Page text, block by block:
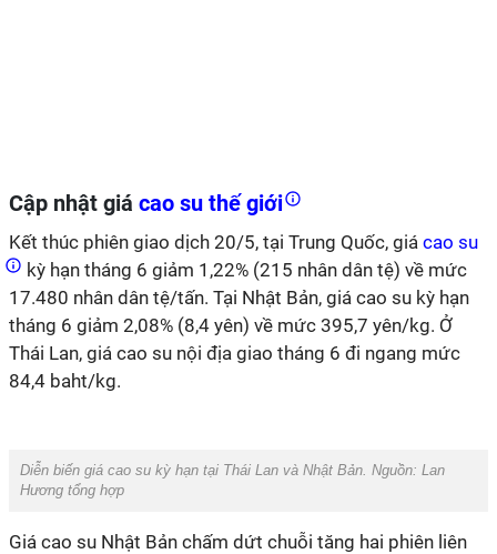
Cập nhật giá cao su thế giới
Kết thúc phiên giao dịch 20/5, tại Trung Quốc, giá cao su
kỳ hạn tháng 6 giảm 1,22% (215 nhân dân tệ) về mức
17.480 nhân dân tệ/tấn. Tại Nhật Bản, giá cao su kỳ hạn
tháng 6 giảm 2,08% (8,4 yên) về mức 395,7 yên/kg. Ở
Thái Lan, giá cao su nội địa giao tháng 6 đi ngang mức
84,4 baht/kg.
Diễn biến giá cao su kỳ hạn tại Thái Lan và Nhật Bản. Nguồn: Lan
Hương tổng hợp
Giá cao su Nhật Bản chấm dứt chuỗi tăng hai phiên liên